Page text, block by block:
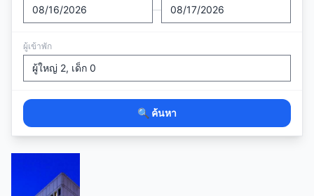
—
ผู้เข้าพัก
🔍 ค้นหา